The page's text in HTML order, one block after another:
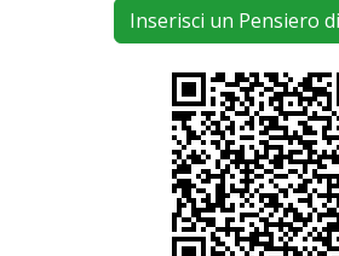
Inserisci un Pensiero